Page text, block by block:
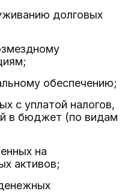
долговых
обеспечению;
с уплатой налогов,
в бюджет (по видам
на
активов;